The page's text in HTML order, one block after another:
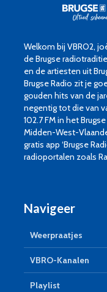
Welkom bij VBRO2,
de Brugse
en de artiesten uit
Brugse Radio zit je
gouden hits van de
negentig tot die van
102.7 FM in het
Midden-West-
gratis app ‘Brugse
radioportalen zoals
Navigeer
Weerpraatjes
VBRO-Kanalen
Playlist